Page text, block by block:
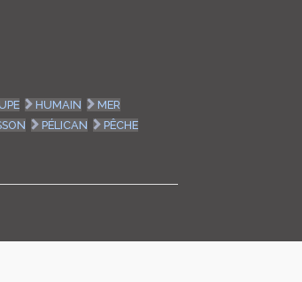
HUMAIN
MER
PÉLICAN
PÊCHE